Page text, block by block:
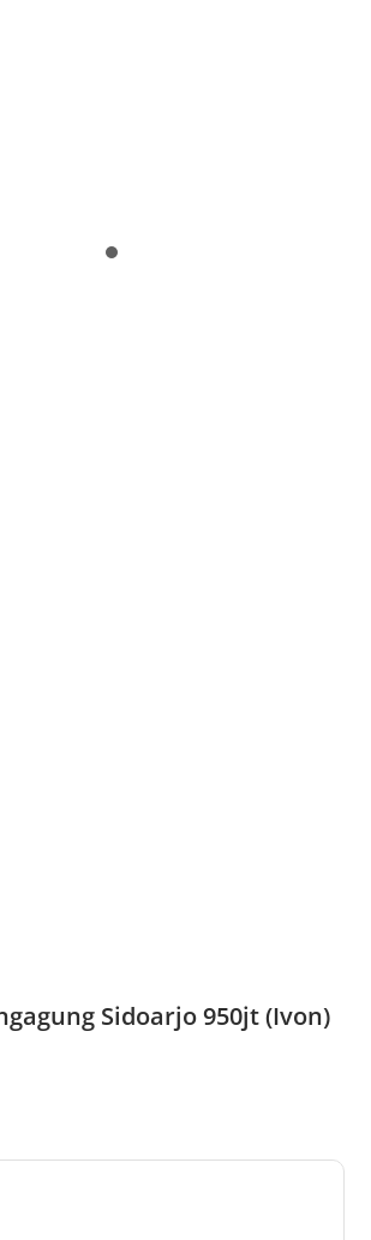
Sidoarjo 950jt (Ivon)